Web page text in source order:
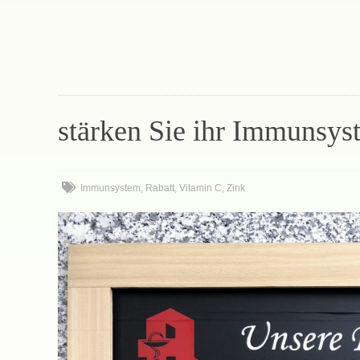
stärken Sie ihr
Immunsystem, Rabatt, Vitamin C, Zink